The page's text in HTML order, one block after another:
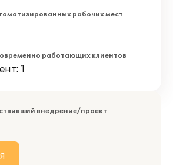
рабочих мест
работающих клиентов
1
внедрение/проект